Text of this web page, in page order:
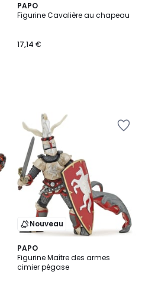
PAPO
Figurine Cavalière au chapeau
17,14 €
Nouveau
PAPO
Figurine Maître des armes
cimier pégase